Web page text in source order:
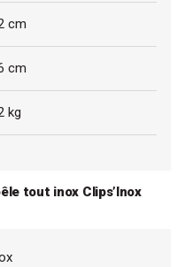
cm
cm
kg
tout inox Clips’Inox